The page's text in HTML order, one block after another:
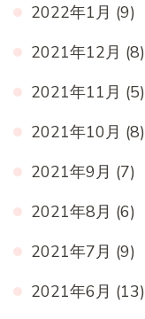
2022年1月 (9)
2021年12月 (8)
2021年11月 (5)
2021年10月 (8)
2021年9月 (7)
2021年8月 (6)
2021年7月 (9)
2021年6月 (13)